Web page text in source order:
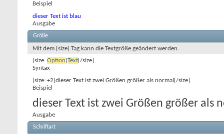
Beispiel
dieser Text ist blau
Ausgabe
Größe
Mit dem [size] Tag kann die Textgröße geändert werden.
[size=Option]Text[/size]
Syntax
[size=+2]dieser Text ist zwei Größen größer als normal[/size]
Beispiel
dieser Text ist zwei Größen größer als
Ausgabe
Schriftart